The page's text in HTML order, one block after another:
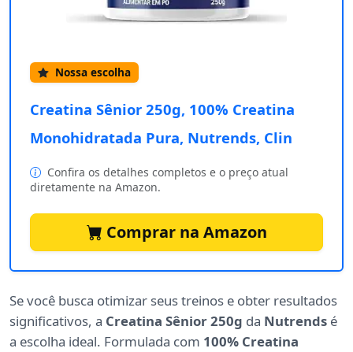
Nossa escolha
Creatina Sênior 250g, 100% Creatina
Monohidratada Pura, Nutrends, Clin
Confira os detalhes completos e o preço atual
diretamente na Amazon.
Comprar na Amazon
Se você busca otimizar seus treinos e obter resultados
significativos, a Creatina Sênior 250g da Nutrends é
a escolha ideal. Formulada com 100% Creatina